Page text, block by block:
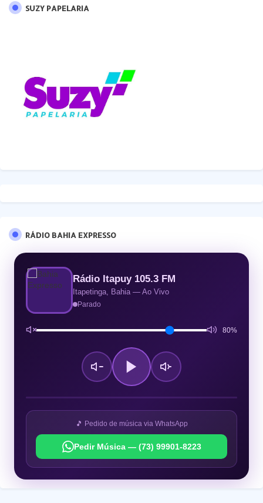
SUZY PAPELARIA
RÁDIO BAHIA EXPRESSO
Rádio Itapuy 105.3 FM
Itapetinga, Bahia — Ao Vivo
Parado
80%
🎵 Pedido de música via WhatsApp
Pedir Música — (73) 99901-8223